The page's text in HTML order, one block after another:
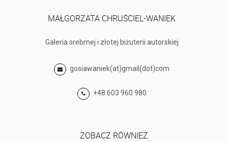
MAŁGORZATA CHRUŚCIEL-WANIEK
Galeria srebrnej i złotej biżuterii autorskiej
gosiawaniek(at)gmail(dot)com
+48 603 960 980
ZOBACZ RÓWNIEŻ